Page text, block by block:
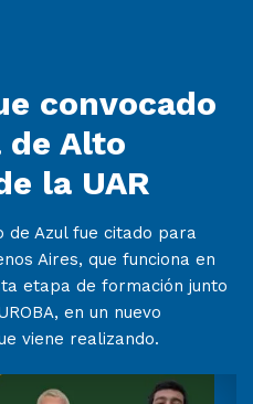
convocado
de Alto
la UAR
de Azul fue citado para
Aires, que funciona en
etapa de formación junto
en un nuevo
viene realizando.